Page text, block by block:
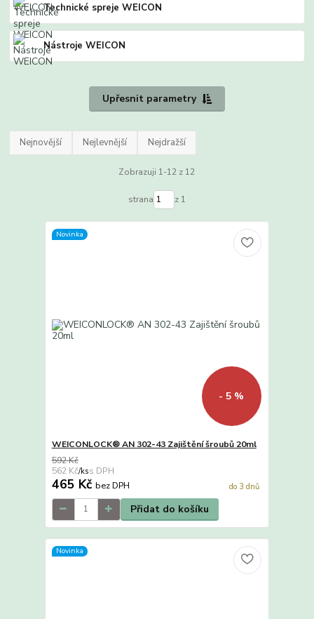
Technické spreje WEICON
Nástroje WEICON
Upřesnit parametry
Nejnovější Nejlevnější Nejdražší
Zobrazuji 1-12 z 12
strana z 1
Novinka
- 5 %
WEICONLOCK® AN 302-43 Zajištění šroubů 20ml
592 Kč
562 Kč/ks
465 Kč bez DPH do 3 dnů
Přidat do košíku
Novinka